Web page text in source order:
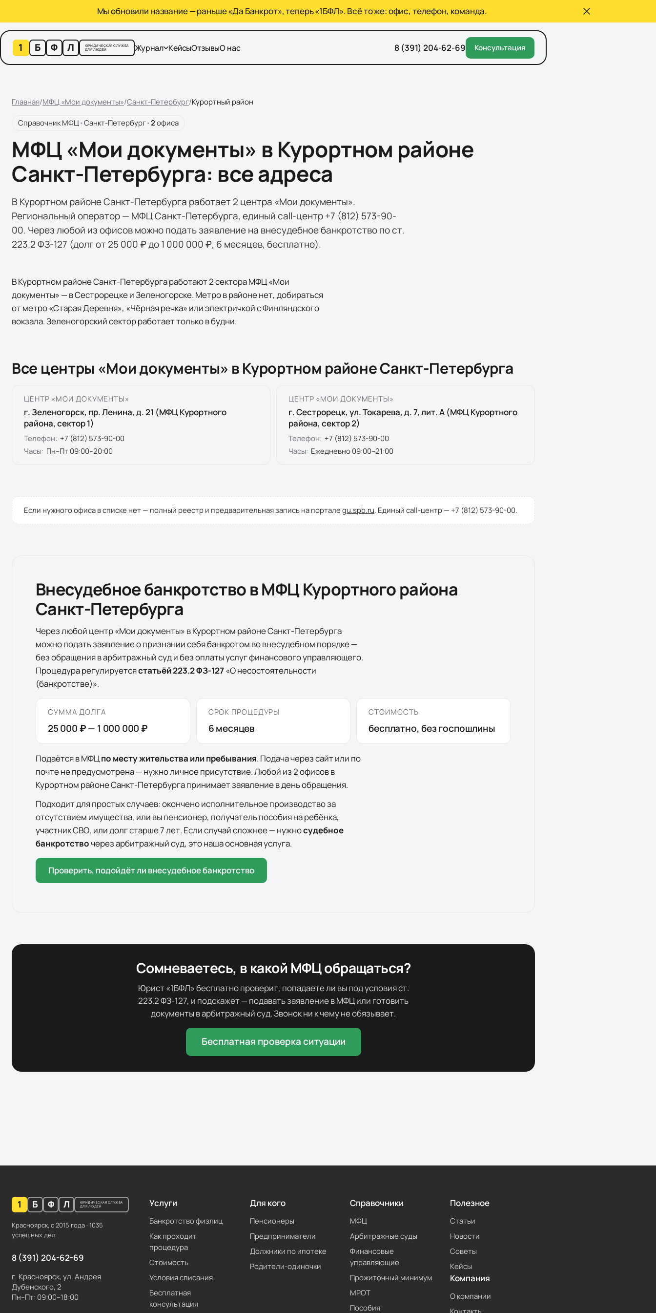
Мы обновили название — раньше «Да Банкрот», теперь «1БФЛ». Всё то же: офис, телефон, команда.
1 Б Ф Л
ЮРИДИЧЕСКАЯ СЛУЖБА
ДЛЯ ЛЮДЕЙ
Журнал КейсыОтзывыО нас 8 (391) 204-62-69 Консультация
Главная/МФЦ «Мои документы»/Санкт-Петербург/Курортный район
Справочник МФЦ•Санкт-Петербург•2офиса
МФЦ «Мои документы» в Курортном районе
Санкт-Петербурга: все адреса
В Курортном районе Санкт-Петербурга работает 2 центра «Мои документы».
Региональный оператор — МФЦ Санкт-Петербурга, единый call-центр +7 (812) 573-90-
00. Через любой из офисов можно подать заявление на внесудебное банкротство по ст.
223.2 ФЗ-127 (долг от 25 000 ₽ до 1 000 000 ₽, 6 месяцев, бесплатно).
В Курортном районе Санкт-Петербурга работают 2 сектора МФЦ «Мои
документы» — в Сестрорецке и Зеленогорске. Метро в районе нет, добираться
от метро «Старая Деревня», «Чёрная речка» или электричкой с Финляндского
вокзала. Зеленогорский сектор работает только в будни.
Все центры «Мои документы» в Курортном районе Санкт-Петербурга
ЦЕНТР «МОИ ДОКУМЕНТЫ»
г. Зеленогорск, пр. Ленина, д. 21 (МФЦ Курортного
района, сектор 1)
Телефон: +7 (812) 573-90-00
Часы: Пн–Пт 09:00–20:00
ЦЕНТР «МОИ ДОКУМЕНТЫ»
г. Сестрорецк, ул. Токарева, д. 7, лит. А (МФЦ Курортного
района, сектор 2)
Телефон: +7 (812) 573-90-00
Часы: Ежедневно 09:00–21:00
Если нужного офиса в списке нет — полный реестр и предварительная запись на порталеgu.spb.ru. Единый call-центр — +7 (812) 573-90-00.
Внесудебное банкротство в МФЦКурортного района
Санкт-Петербурга
Через любой центр «Мои документы» вКурортном районе Санкт-Петербурга
можно подать заявление о признании себя банкротом во внесудебном порядке —
без обращения в арбитражный суд и без оплаты услуг финансового управляющего.
Процедура регулируетсястатьёй 223.2 ФЗ-127«О несостоятельности
(банкротстве)».
СУММА ДОЛГА
25 000 ₽— 1 000 000 ₽
СРОК ПРОЦЕДУРЫ
6месяцев
СТОИМОСТЬ
бесплатно, без госпошлины
Подаётся в МФЦпо месту жительства или пребывания. Подача через сайт или по
почте не предусмотрена — нужно личное присутствие. Любой из 2офисовв
Курортном районе Санкт-Петербургапринимает заявление в день обращения.
Подходит для простых случаев: окончено исполнительное производство за
отсутствием имущества, или вы пенсионер, получатель пособия на ребёнка,
участник СВО, или долг старше 7 лет. Если случай сложнее — нужносудебное
банкротствочерез арбитражный суд, это наша основная услуга.
Проверить, подойдёт ли внесудебное банкротство
Сомневаетесь, в какой МФЦ обращаться?
Юрист «1БФЛ» бесплатно проверит, попадаете ли вы под условия ст.
223.2 ФЗ-127, и подскажет — подавать заявление в МФЦ или готовить
документы в арбитражный суд. Звонок ни к чему не обязывает.
Бесплатная проверка ситуации
1 Б Ф Л
ЮРИДИЧЕСКАЯ СЛУЖБА
ДЛЯ ЛЮДЕЙ
Красноярск, с 2015 года · 1035
успешных дел
8 (391) 204-62-69
г. Красноярск, ул. Андрея
Дубенского, 2
Пн–Пт: 09:00–18:00
Услуги
Банкротство физлиц
Как проходит
процедура
Стоимость
Условия списания
Бесплатная
консультация
Для кого
Пенсионеры
Предприниматели
Должники по ипотеке
Родители-одиночки
Справочники
МФЦ
Арбитражные суды
Финансовые
управляющие
Прожиточный минимум
МРОТ
Пособия
Полезное
Статьи
Новости
Советы
Кейсы
Компания
О компании